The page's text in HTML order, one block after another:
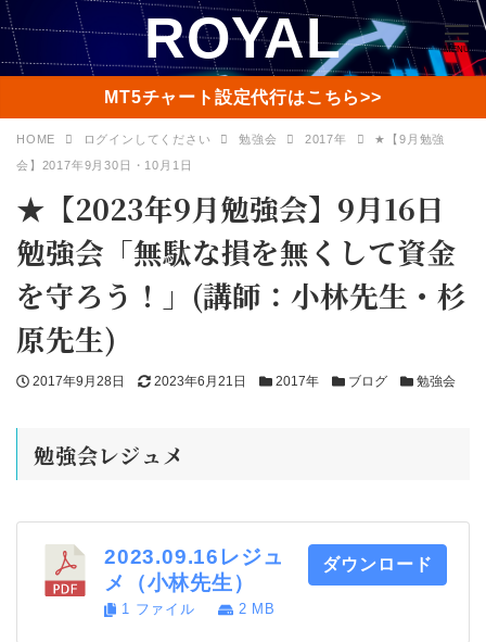
ROYAL MENU
MT5チャート設定代行はこちら>>
HOME ログインしてください 勉強会 2017年
★【9月勉強
会】2017年9月30日・10月1日
★【2023年9月勉強会】9月16日
勉強会「無駄な損を無くして資金
を守ろう！」(講師：小林先生・杉
原先生)
投
2017年9月28日
更
2023年6月21日
カ 2017年
カ ブログ
カ 勉強会
勉強会レジュメ
2023.09.16レジュ
メ（小林先生）
1 ファイル 2 MB
ダウンロード